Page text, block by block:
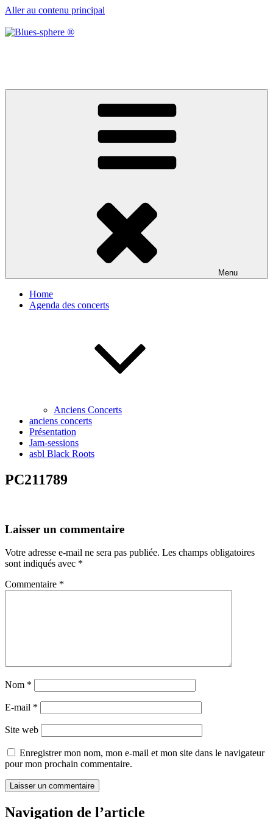
Aller au contenu principal
Menu
Home
Agenda des concerts
Anciens Concerts
anciens concerts
Présentation
Jam-sessions
asbl Black Roots
PC211789
Laisser un commentaire
Votre adresse e-mail ne sera pas publiée. Les champs obligatoires
sont indiqués avec *
Commentaire *
Nom *
E-mail *
Site web
Enregistrer mon nom, mon e-mail et mon site dans le navigateur
pour mon prochain commentaire.
Navigation de l’article